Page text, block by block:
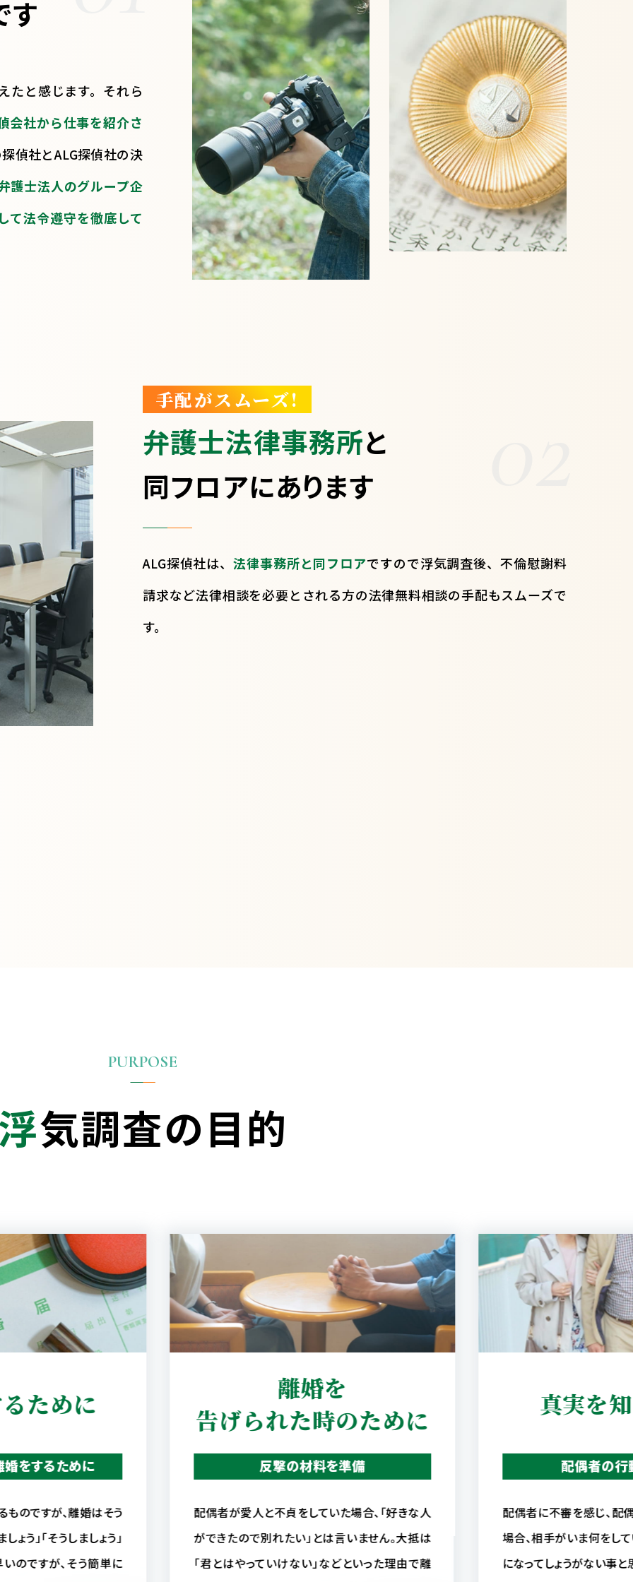
す
たと感じます。それら
会社から仕事を紹介さ
偵社とALG探偵社の決
護士法人のグループ企
て法令遵守を徹底して
手配がスムーズ!
弁護士法律事務所と
同フロアにあります
ALG探偵社は、法律事務所と同フロアですので浮気調査後、不倫慰謝料
請求など法律相談を必要とされる方の法律無料相談の手配もスムーズで
す。
気調査の目的
ために
をするために
のですが、離婚はそう
ょう」「そうしましょう」
のですが、そう簡単に
離婚を
告げられた時のために
反撃の材料を準備
配偶者が愛人と不貞をしていた場合、「好きな人
ができたので別れたい」とは言いません。大抵は
「君とはやっていけない」などといった理由で離
真実を
配偶者の行
配偶者に不審を感じ、配
場合、相手がいま何をし
になってしょうがない事と